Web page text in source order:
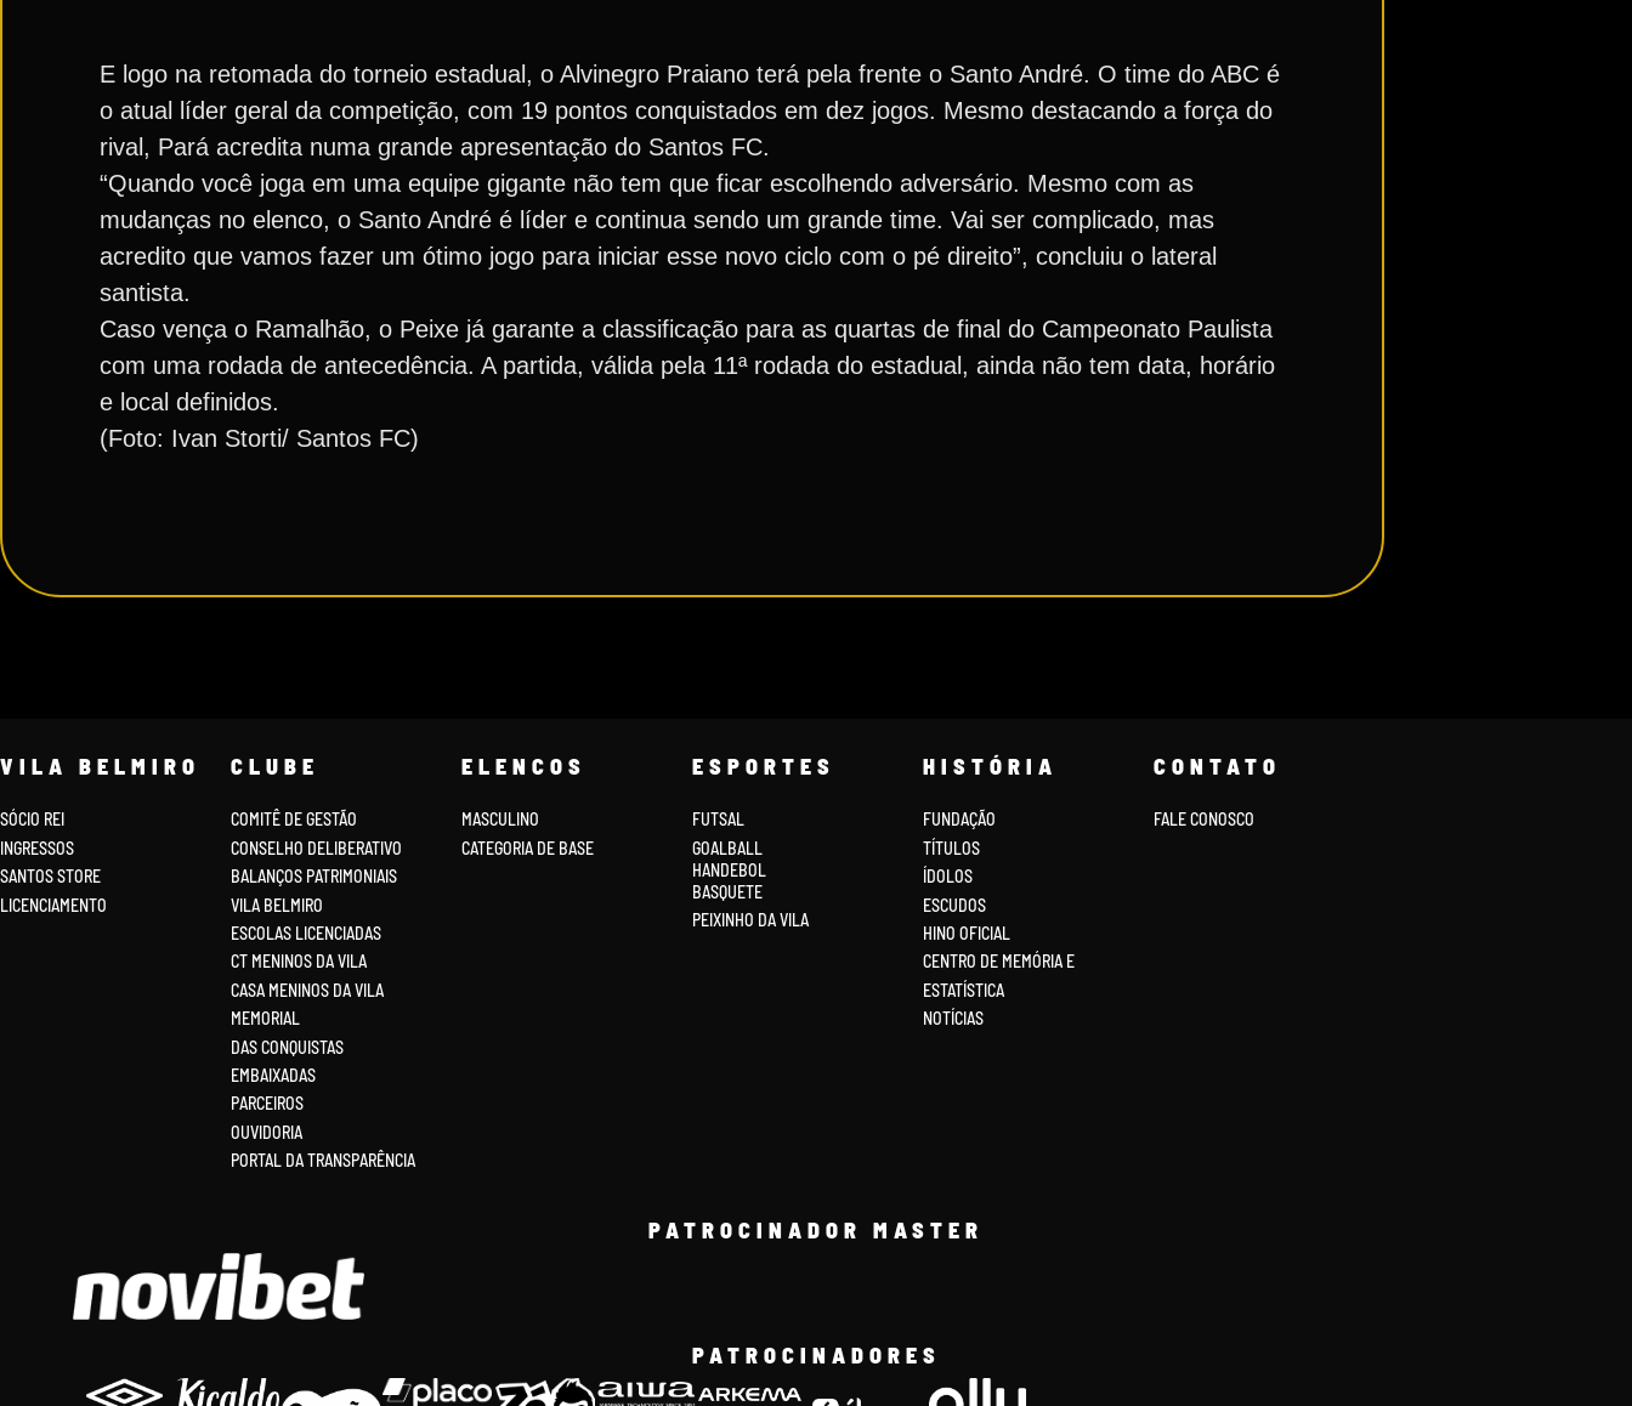
E logo na retomada do torneio estadual, o Alvinegro Praiano terá pela frente o Santo André. O time do ABC é
o atual líder geral da competição, com 19 pontos conquistados em dez jogos. Mesmo destacando a força do
rival, Pará acredita numa grande apresentação do Santos FC.
“Quando você joga em uma equipe gigante não tem que ficar escolhendo adversário. Mesmo com as
mudanças no elenco, o Santo André é líder e continua sendo um grande time. Vai ser complicado, mas
acredito que vamos fazer um ótimo jogo para iniciar esse novo ciclo com o pé direito”, concluiu o lateral
santista.
Caso vença o Ramalhão, o Peixe já garante a classificação para as quartas de final do Campeonato Paulista
com uma rodada de antecedência. A partida, válida pela 11ª rodada do estadual, ainda não tem data, horário
e local definidos.
(Foto: Ivan Storti/ Santos FC)
VILA BELMIRO
SÓCIO REI
INGRESSOS
SANTOS STORE
LICENCIAMENTO
CLUBE
COMITÊ DE GESTÃO
CONSELHO DELIBERATIVO
BALANÇOS PATRIMONIAIS
VILA BELMIRO
ESCOLAS LICENCIADAS
CT MENINOS DA VILA
CASA MENINOS DA VILA
MEMORIAL
DAS CONQUISTAS
EMBAIXADAS
PARCEIROS
OUVIDORIA
PORTAL DA TRANSPARÊNCIA
ELENCOS
MASCULINO
CATEGORIA DE BASE
ESPORTES
FUTSAL
GOALBALL
HANDEBOL
BASQUETE
PEIXINHO DA VILA
HISTÓRIA
FUNDAÇÃO
TÍTULOS
ÍDOLOS
ESCUDOS
HINO OFICIAL
CENTRO DE MEMÓRIA E
ESTATÍSTICA
NOTÍCIAS
CONTATO
FALE CONOSCO
PATROCINADOR MASTER
PATROCINADORES